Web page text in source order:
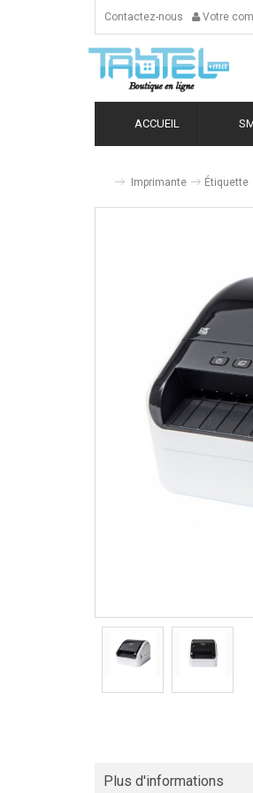
Contactez-nous Votre
ACCUEIL
Imprimante Étiquette
Plus d'informations